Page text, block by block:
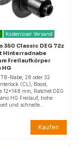
Kostenloser Versand
350 Classic DEG 72z
Hinterradnabe
Freilaufkörper
HG
Nabe, 28 oder 32
(CL), Boost,
12×148 mm, Ratchet DEG
HG Freilauf, hohe
und schnelle…
Kaufen